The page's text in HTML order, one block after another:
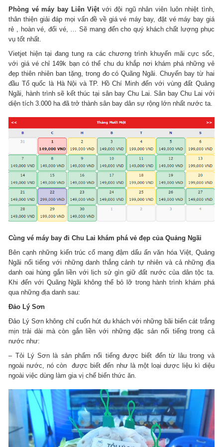
Phòng vé máy bay Liên Việtvới đội ngũ nhân viên luôn nhiệt tình,
thân thiện giải đáp mọi vấn đề về giá vé máy bay, đặt vé máy bay giá
rẻ , hoàn vé, đổi vé, … Sẽ mang đến cho quý khách chất lượng phục
vụ tốt nhất.
Vietjet hiện tại đang tung ra các chương trình khuyến mãi cực sốc,
với giá vé chỉ 149k bạn có thể chu du khắp nơi khám phá những vẻ
đẹp thiên nhiên ban tặng, trong đo có Quãng Ngãi. Chuyến bay từ hai
đầu Tổ quốc là Hà Nội và TP. Hồ Chí Minh đến với vùng đất Quảng
Ngãi, hành trình sẽ kết thúc tại sân bay Chu Lai. Sân bay Chu Lai với
diện tích 3.000 ha đã trở thành sân bay dân sự rộng lớn nhất nước ta.
Cùng vé máy bay đi Chu Lai khám phá vẻ đẹp của Quảng Ngãi
Bên cạnh những kiến trúc cổ mang đậm dấu ấn văn hóa Việt, Quảng
Ngãi nổi tiếng với những danh thắng cảnh tự nhiên và cả những địa
danh oai hùng gắn liền với lịch sử gìn giữ đất nước của dân tộc ta.
Khi đến với Quãng Ngãi không thể bỏ lỡ trong hành trình khám phá
qua những địa danh sau:
Đảo Lý Sơn
Đảo Lý Sơn không chỉ cuốn hút du khách với những bãi biển cát trắng
mịn trải dài mà còn gắn liền với những đặc sản nổi tiếng trong cả
nước như:
– Tỏi Lý Sơn là sản phẩm nổi tiếng được biết đến từ lâu trong và
ngoài nước, nó còn được biết đến như là một loại dược liệu kì diệu
ngoài việc dùng làm gia vị chế biến thức ăn.